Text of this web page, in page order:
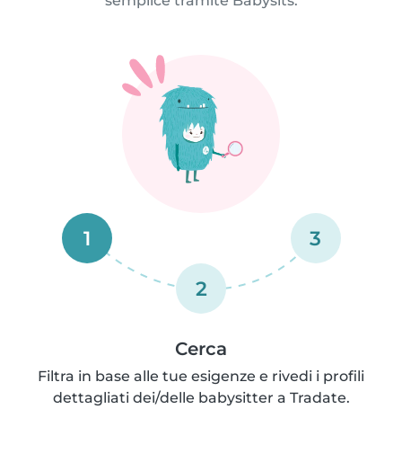
1
2
3
Cerca
Filtra in base alle tue esigenze e rivedi i profili
dettagliati dei/delle babysitter a Tradate.